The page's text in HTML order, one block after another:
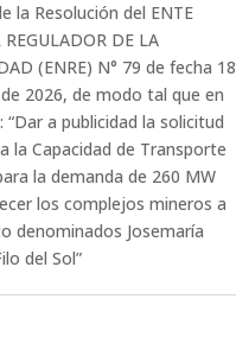
la Resolución del ENTE
DE LA
(ENRE) N° 79 de fecha 18
2026, de modo tal que en
“Dar a publicidad la solicitud
la Capacidad de Transporte
la demanda de 260 MW
los complejos mineros a
denominados Josemaría
del Sol”